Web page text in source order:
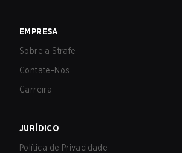
EMPRESA
Sobre a Strafe
Contate-Nos
Carreira
JURÍDICO
Política de Privacidade